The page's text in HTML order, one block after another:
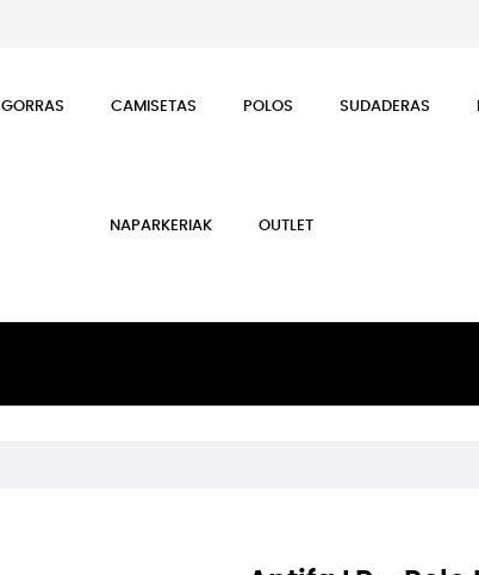
GORRAS CAMISETAS POLOS SUDADERAS
NAPARKERIAK OUTLET